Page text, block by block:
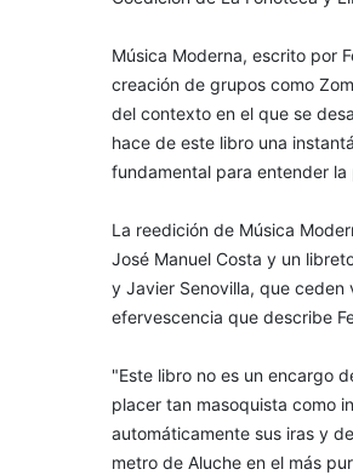
Música Moderna, escrito por
creación de grupos como
del contexto en el que se
hace de este libro una
fundamental para entender
La reedición de Música
José Manuel Costa y un
y Javier Senovilla, que ceden
efervescencia que describe
"Este libro no es un encargo
placer tan masoquista como
automáticamente sus iras y
metro de Aluche en el más